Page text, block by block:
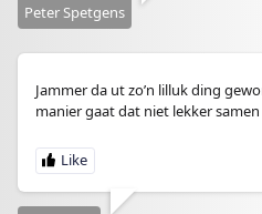
Peter Spetgens
Jammer da ut zo’n lilluk ding
manier gaat dat niet lekker